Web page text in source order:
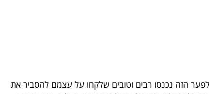
פודקאסט
לפער הזה נכנסו רבים וטובים שלקחו על עצמם להסביר את